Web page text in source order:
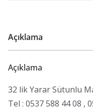
Açıklama
Açıklama
32 lik Yarar Sütunlu
Tel : 0537 588 44 08 ,